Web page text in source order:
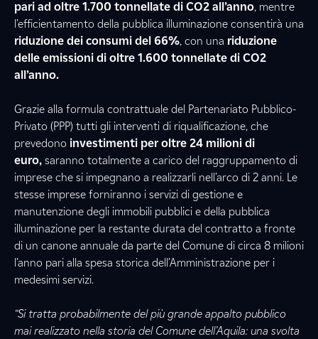
pari ad oltre 1.700 tonnellate di CO2 all’anno, mentre
l’efficientamento della pubblica illuminazione consentirà una
riduzione dei consumi del 66%, con una riduzione
delle emissioni di oltre 1.600 tonnellate di CO2
all’anno.
Grazie alla formula contrattuale del Partenariato Pubblico-
Privato (PPP) tutti gli interventi di riqualificazione, che
prevedono investimenti per oltre 24 milioni di
euro, saranno totalmente a carico del raggruppamento di
imprese che si impegnano a realizzarli nell’arco di 2 anni. Le
stesse imprese forniranno i servizi di gestione e
manutenzione degli immobili pubblici e della pubblica
illuminazione per la restante durata del contratto a fronte
di un canone annuale da parte del Comune di circa 8 milioni
l’anno pari alla spesa storica dell’Amministrazione per i
medesimi servizi.
“Si tratta probabilmente del più grande appalto pubblico
mai realizzato nella storia del Comune dell’Aquila: una svolta